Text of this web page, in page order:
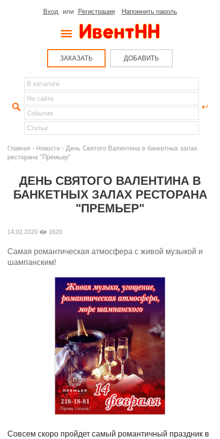
Вход или Регистрация Напомнить пароль
ЗАКАЗАТЬ ДОБАВИТЬ
Главная - Новости - День Святого Валентина в банкетных залах
ресторана "Премьер"
ДЕНЬ СВЯТОГО ВАЛЕНТИНА В
БАНКЕТНЫХ ЗАЛАХ РЕСТОРАНА
"ПРЕМЬЕР"
14.02.2020 1620
Самая романтическая атмосфера с живой музыкой и
шампанским!
Совсем скоро пройдет самый романтичный праздник в